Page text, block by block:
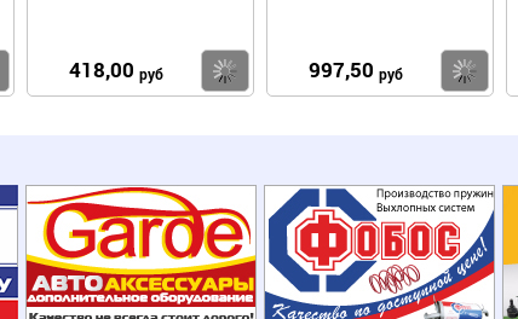
Купить418,00 руб Купить997,50 руб